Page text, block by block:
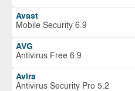
Avast
Mobile Security 6.9
AVG
Antivirus Free 6.9
Avira
Antivirus Security Pro 5.2